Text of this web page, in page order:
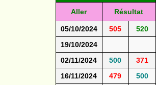
Aller Résultat
05/10/2024 505 520
19/10/2024
02/11/2024
500 371
16/11/2024
479 500